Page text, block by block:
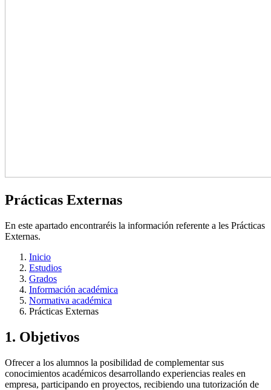
Prácticas Externas
En este apartado encontraréis la información referente a les Prácticas
Externas.
Inicio
Estudios
Grados
Información académica
Normativa académica
Prácticas Externas
1. Objetivos
Ofrecer a los alumnos la posibilidad de complementar sus
conocimientos académicos desarrollando experiencias reales en
empresa, participando en proyectos, recibiendo una tutorización de